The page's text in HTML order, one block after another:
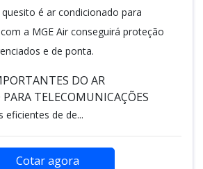
é ar condicionado para
a MGE Air conseguirá proteção
e de ponta.
DO AR
TELECOMUNICAÇÕES
eficientes de de...
Cotar agora